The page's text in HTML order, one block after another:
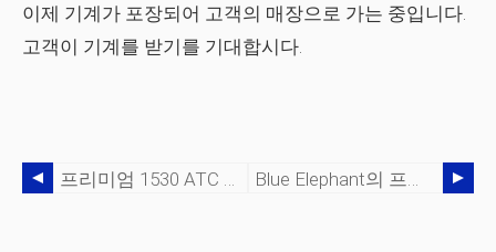
이제 기계가 포장되어 고객의 매장으로 가는 중입니다.
고객이 기계를 받기를 기대합시다.
프리미엄 1530 ATC CNC 5×10 목공 기계 호주로 배송 Blue Elephant의 프리미엄 멀티헤드 1325 목재 CNC 라우터(로터리 장치 포함) - 현재 뉴질랜드 오클랜드로 배송 중